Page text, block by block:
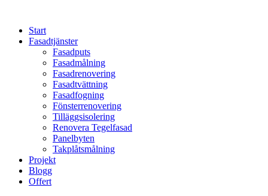
contentStart
Fasadtjänster
Fasadputs
Fasadmålning
Fasadrenovering
Fasadtvättning
Fasadfogning
Fönsterrenovering
Tilläggsisolering
Renovera Tegelfasad
Panelbyten
Takplåtsmålning
Projekt
Blogg
Offert